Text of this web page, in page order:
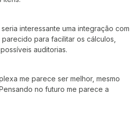
interessante uma integração com
para facilitar os cálculos,
auditorias.
me parece ser melhor, mesmo
no futuro me parece a